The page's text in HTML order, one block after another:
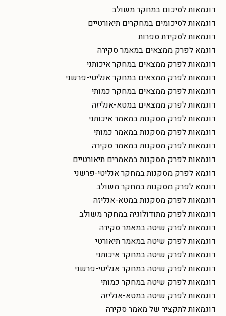
דוגמאות לסיכום במחקר משולב
דוגמאות לסיכומים במחקרים תיאורטיים
דוגמאות לסקירת ספרות
דוגמא לפרק ממצאים במאמר סקירה
דוגמאות לפרק ממצאים במחקר איכותני
דוגמאות לפרק ממצאים במחקר אנליטי-פרשני
דוגמאות לפרק ממצאים במחקר כמותי
דוגמאות לפרק ממצאים במטא-אנליזה
דוגמאות לפרק מסקנות במאמר איכותני
דוגמאות לפרק מסקנות במאמר כמותי
דוגמאות לפרק מסקנות במאמר סקירה
דוגמאות לפרק מסקנות במאמרים תיאורטיים
דוגמא לפרק מסקנות במחקר אנליטי-פרשני
דוגמא לפרק מסקנות במחקר משולב
דוגמאות לפרק מסקנות במטא-אנליזה
דוגמאות לפרק מתודולוגיה במחקר משולב
דוגמאות לפרק שיטה במאמר סקירה
דוגמאות לפרק שיטה במאמר תיאורטי
דוגמאות לפרק שיטה במחקר איכותני
דוגמאות לפרק שיטה במחקר אנליטי-פרשני
דוגמאות לפרק שיטה במחקר כמותי
דוגמאות לפרק שיטה במטא-אנליזה
דוגמאות לתקציר של מאמר סקירה